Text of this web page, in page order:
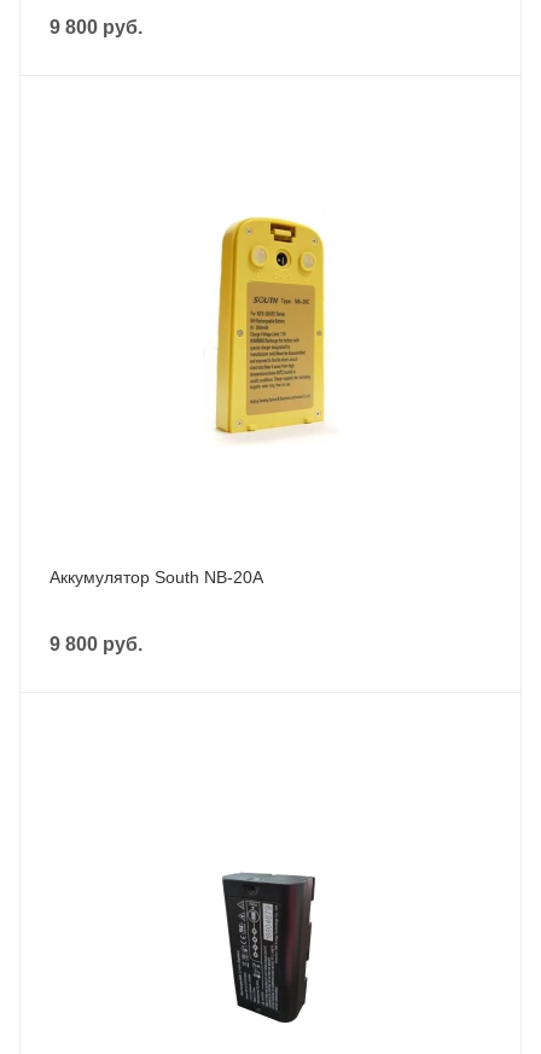
9 800 руб.
Аккумулятор South NB-20A
9 800 руб.